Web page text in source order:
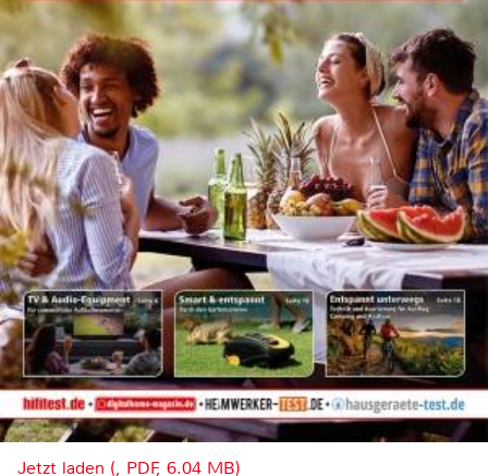
Jetzt laden (, PDF, 6.04 MB)